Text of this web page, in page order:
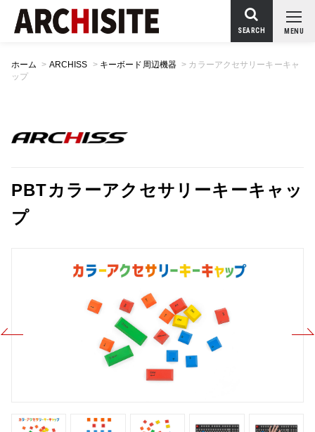
MENU
SEARCH
ホーム > ARCHISS > キーボード周辺機器 > カラーアクセサリーキーキャ
ップ
PBTカラーアクセサリーキーキャッ
プ